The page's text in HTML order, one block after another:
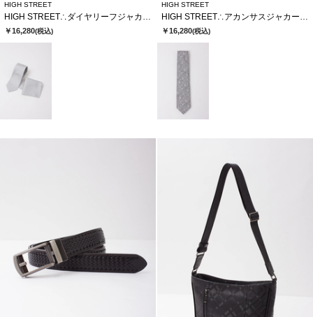
HIGH STREET
HIGH STREET∴ダイヤリーフジャカードタイ
￥16,280(税込)
HIGH STREET
HIGH STREET∴アカンサスジャカードタイ
￥16,280(税込)